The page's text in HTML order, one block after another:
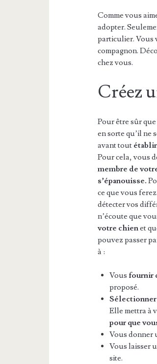
Comme vous
adopter.
particulier. Vous
compagnon.
chez vous.
Créez
Pour être sûr
en sorte qu’il ne
avant tout
Pour cela, vous
membre de
s’épanouisse.
ce que vous
détecter vos
n’écoute que
votre chienet
pouvez passer
à :
Vous fournir
proposé.
Elle mettra à
pour que
Vous donner
Vous laisser
site.